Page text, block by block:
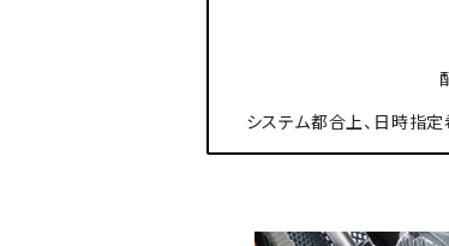
システム都合上、日時指